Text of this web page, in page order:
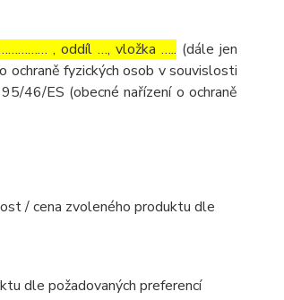
, oddíl …, vložka ….. (dále jen
ochraně fyzických osob v souvislosti
46/ES (obecné nařízení o ochraně
/ cena zvoleného produktu dle
dle požadovaných preferencí